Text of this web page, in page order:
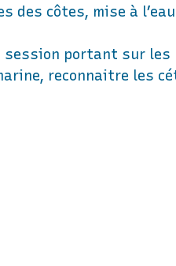
des côtes, mise à l’eau
session portant sur les
reconnaitre les